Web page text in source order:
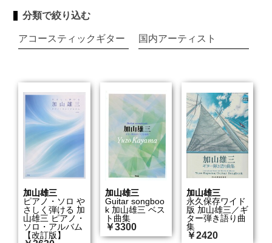
分類で絞り込む
アコースティックギター 国内アーティスト
加山雄三
ピアノ・ソロ や
さしく弾ける 加
山雄三 ピアノ・
ソロ・アルバム
【改訂版】
加山雄三
Guitar songboo
k 加山雄三 ベス
ト曲集
￥3300
加山雄三
永久保存ワイド
版 加山雄三／ギ
ター弾き語り曲
集
￥2420